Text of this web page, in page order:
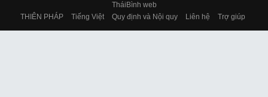
TháiBình web
THIÊN PHÁP
Tiếng Việt Quy định và Nội quy Liên hệ Trợ giúp